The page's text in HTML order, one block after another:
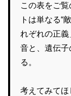
この表をご
トは単なる“
れぞれの正
音と、遺伝
る。
考えてみて